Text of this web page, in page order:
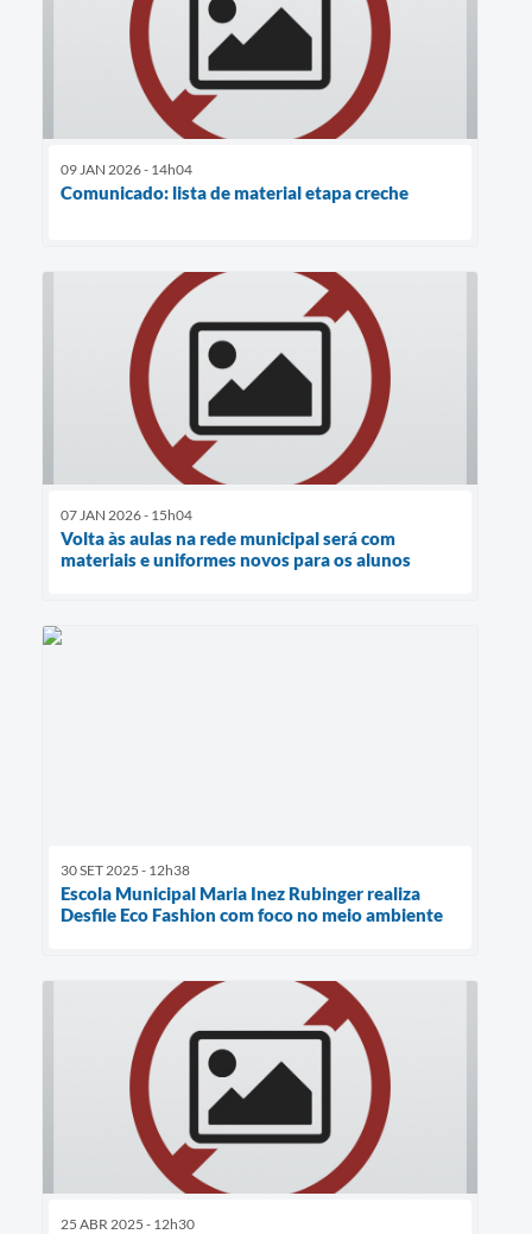
09 JAN 2026 - 14h04
Comunicado: lista de material etapa creche
07 JAN 2026 - 15h04
Volta às aulas na rede municipal será com
materiais e uniformes novos para os alunos
30 SET 2025 - 12h38
Escola Municipal Maria Inez Rubinger realiza
Desfile Eco Fashion com foco no meio ambiente
25 ABR 2025 - 12h30